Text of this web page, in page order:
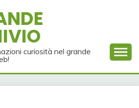
curiosità nel grande